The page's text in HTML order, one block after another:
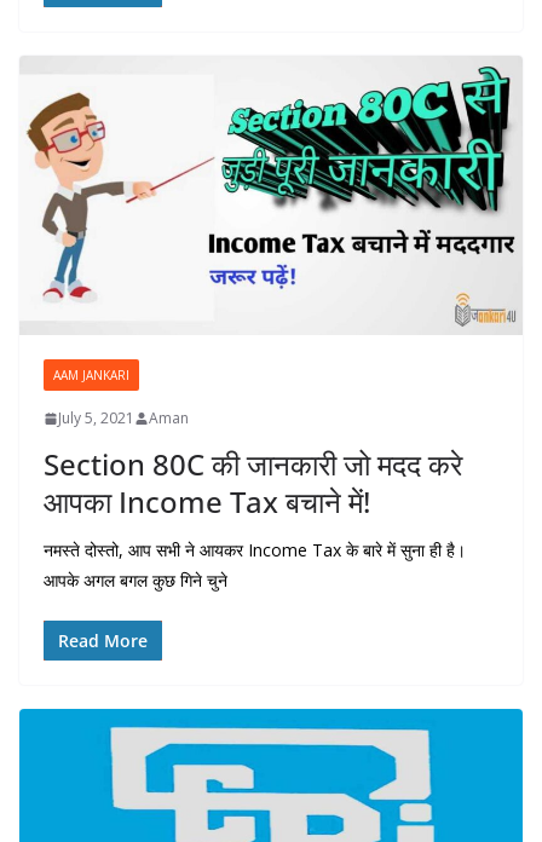
AAM JANKARI
July 5, 2021 Aman
Section 80C की जानकारी जो मदद करे
आपका Income Tax बचाने में!
नमस्ते दोस्तो, आप सभी ने आयकर Income Tax के बारे में सुना ही है।
आपके अगल बगल कुछ गिने चुने
Read More